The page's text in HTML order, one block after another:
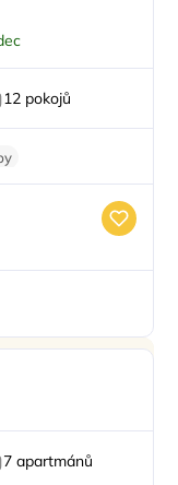
12 pokojů
7 apartmánů